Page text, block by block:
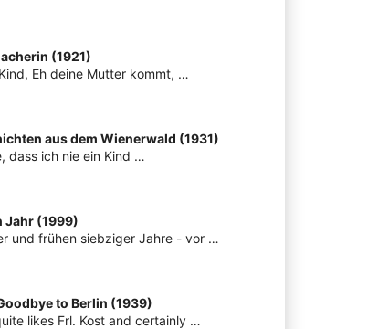
(1921)
Eh deine Mutter kommt, …
aus dem Wienerwald (1931)
dass ich nie ein Kind …
Jahr (1999)
und frühen siebziger Jahre - vor …
to Berlin (1939)
likes Frl. Kost and certainly …